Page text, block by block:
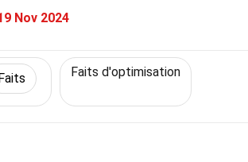
Nov 2024
Faits d'optimisation